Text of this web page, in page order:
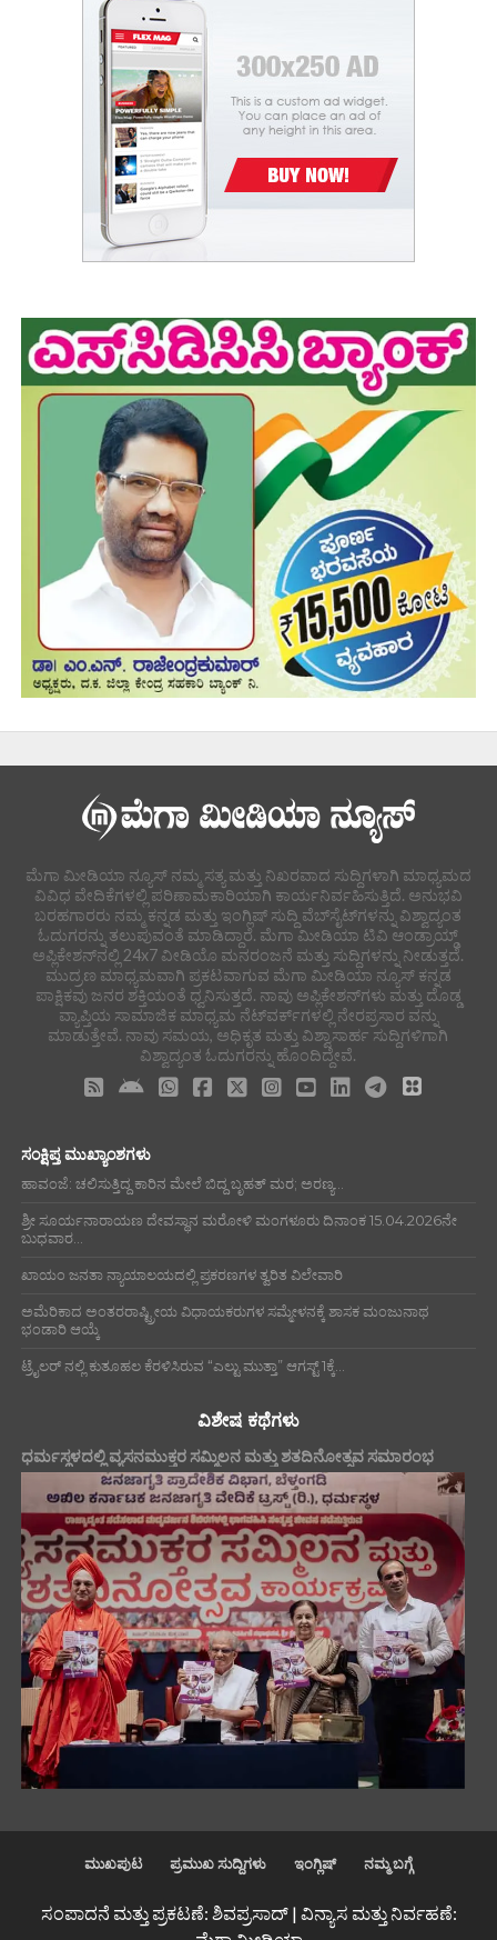
ಮೆಗಾ ಮೀಡಿಯಾ ನ್ಯೂಸ್ ನಮ್ಮ ಸತ್ಯ ಮತ್ತು ನಿಖರವಾದ ಸುದ್ದಿಗಳಾಗಿ ಮಾಧ್ಯಮದ
ವಿವಿಧ ವೇದಿಕೆಗಳಲ್ಲಿ ಪರಿಣಾಮಕಾರಿಯಾಗಿ ಕಾರ್ಯನಿರ್ವಹಿಸುತ್ತಿದೆ. ಅನುಭವಿ
ಬರಹಗಾರರು ನಮ್ಮ ಕನ್ನಡ ಮತ್ತು ಇಂಗ್ಲಿಷ್ ಸುದ್ದಿ ವೆಬ್‌ಸೈಟ್‌ಗಳನ್ನು ವಿಶ್ವಾದ್ಯಂತ
ಓದುಗರನ್ನು ತಲುಪುವಂತೆ ಮಾಡಿದ್ದಾರೆ. ಮೆಗಾ ಮೀಡಿಯಾ ಟಿವಿ ಆಂಡ್ರಾಯ್ಡ್
ಅಪ್ಲಿಕೇಶನ್‌ನಲ್ಲಿ 24x7 ವೀಡಿಯೊ ಮನರಂಜನೆ ಮತ್ತು ಸುದ್ದಿಗಳನ್ನು ನೀಡುತ್ತದೆ.
ಮುದ್ರಣ ಮಾಧ್ಯಮವಾಗಿ ಪ್ರಕಟವಾಗುವ ಮೆಗಾ ಮೀಡಿಯಾ ನ್ಯೂಸ್ ಕನ್ನಡ
ಪಾಕ್ಷಿಕವು ಜನರ ಶಕ್ತಿಯಂತೆ ಧ್ವನಿಸುತ್ತದೆ. ನಾವು ಅಪ್ಲಿಕೇಶನ್‌ಗಳು ಮತ್ತು ದೊಡ್ಡ
ವ್ಯಾಪ್ತಿಯ ಸಾಮಾಜಿಕ ಮಾಧ್ಯಮ ನೆಟ್‌ವರ್ಕ್‌ಗಳಲ್ಲಿ ನೇರಪ್ರಸಾರ ವನ್ನು
ಮಾಡುತ್ತೇವೆ. ನಾವು ಸಮಯ, ಅಧಿಕೃತ ಮತ್ತು ವಿಶ್ವಾಸಾರ್ಹ ಸುದ್ದಿಗಳಿಗಾಗಿ
ವಿಶ್ವಾದ್ಯಂತ ಓದುಗರನ್ನು ಹೊಂದಿದ್ದೇವೆ.
ಸಂಕ್ಷಿಪ್ತ ಮುಖ್ಯಾಂಶಗಳು
ಹಾವಂಜೆ: ಚಲಿಸುತ್ತಿದ್ದ ಕಾರಿನ ಮೇಲೆ ಬಿದ್ದ ಬೃಹತ್ ಮರ; ಅರಣ್ಯ...
ಶ್ರೀ ಸೂರ್ಯನಾರಾಯಣ ದೇವಸ್ಥಾನ ಮರೋಳಿ ಮಂಗಳೂರು ದಿನಾಂಕ 15.04.2026ನೇ
ಬುಧವಾರ...
ಖಾಯಂ ಜನತಾ ನ್ಯಾಯಾಲಯದಲ್ಲಿ ಪ್ರಕರಣಗಳ ತ್ವರಿತ ವಿಲೇವಾರಿ
ಅಮೆರಿಕಾದ ಅಂತರರಾಷ್ಟ್ರೀಯ ವಿಧಾಯಕರುಗಳ ಸಮ್ಮೇಳನಕ್ಕೆ ಶಾಸಕ ಮಂಜುನಾಥ
ಭಂಡಾರಿ ಆಯ್ಕೆ
ಟ್ರೈಲರ್ ನಲ್ಲಿ ಕುತೂಹಲ ಕೆರಳಿಸಿರುವ “ಎಲ್ಟು ಮುತ್ತಾ” ಆಗಸ್ಟ್ 1ಕ್ಕೆ...
ವಿಶೇಷ ಕಥೆಗಳು
ಧರ್ಮಸ್ಥಳದಲ್ಲಿ ವ್ಯಸನಮುಕ್ತರ ಸಮ್ಮಿಲನ ಮತ್ತು ಶತದಿನೋತ್ಸವ ಸಮಾರಂಭ
ಮುಖಪುಟ ಪ್ರಮುಖ ಸುದ್ದಿಗಳು ಇಂಗ್ಲಿಷ್ ನಮ್ಮ ಬಗ್ಗೆ
ಸಂಪಾದನೆ ಮತ್ತು ಪ್ರಕಟಣೆ: ಶಿವಪ್ರಸಾದ್ | ವಿನ್ಯಾಸ ಮತ್ತು ನಿರ್ವಹಣೆ: